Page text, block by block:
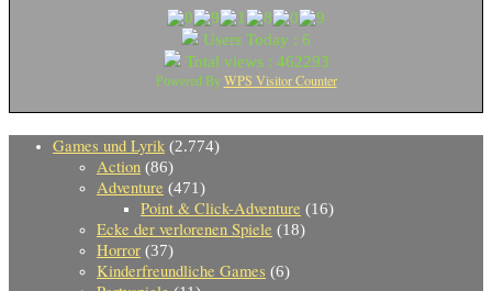
Users Today : 6
Total views : 462293
Powered By WPS Visitor Counter
Games und Lyrik (2.774)
Action (86)
Adventure (471)
Point & Click-Adventure (16)
Ecke der verlorenen Spiele (18)
Horror (37)
Kinderfreundliche Games (6)